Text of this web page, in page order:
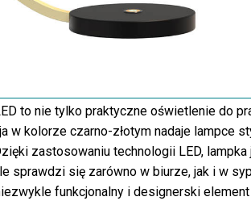
to nie tylko praktyczne oświetlenie do
w kolorze czarno-złotym nadaje lampce
zastosowaniu technologii LED,
sprawdzi się zarówno w biurze, jak i w
funkcjonalny i designerski